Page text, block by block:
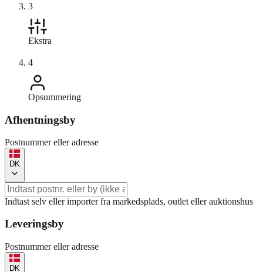
3
Ekstra
4
Opsummering
Afhentningsby
Postnummer eller adresse
DK
Indtast selv eller importer fra markedsplads, outlet eller auktionshus
Leveringsby
Postnummer eller adresse
DK